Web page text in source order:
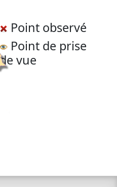
Point observé
Point de prise
de vue